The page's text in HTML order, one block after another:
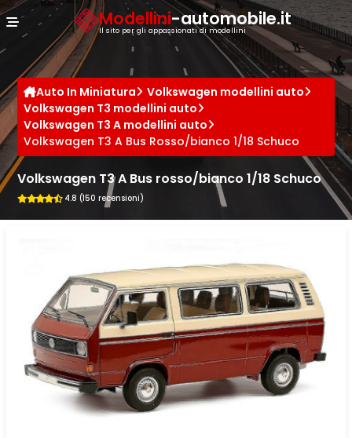
Modellini-automobile.it
Il sito per gli appassionati di modellini
Auto In Miniatura
Volkswagen modellini auto
Volkswagen T3 modellini auto
Volkswagen T3 A modellini auto
Volkswagen T3 A Bus Rosso/bianco 1/18 Schuco
Volkswagen T3 A Bus rosso/bianco 1/18 Schuco
4.8 (150 recensioni)
Cookies management panel